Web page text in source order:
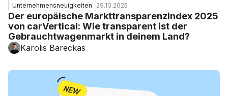
Unternehmensneuigkeiten 29.10.2025
Der europäische Markttransparenzindex 2025
von carVertical: Wie transparent ist der
Gebrauchtwagenmarkt in deinem Land?
Karolis Bareckas